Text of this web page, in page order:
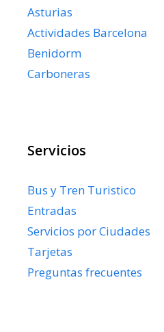
Asturias
Actividades Barcelona
Benidorm
Carboneras
Servicios
Bus y Tren Turistico
Entradas
Servicios por Ciudades
Tarjetas
Preguntas frecuentes